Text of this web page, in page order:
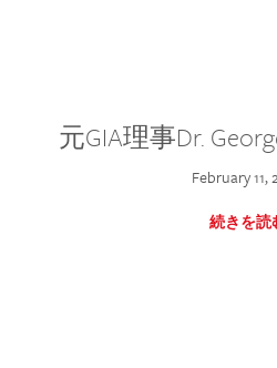
元GIA理事Dr.
February 11,
続きを読